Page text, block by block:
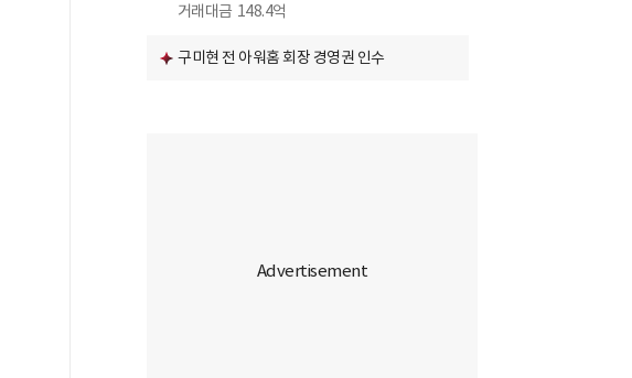
거래대금 148.4억
구미현 전 아워홈 회장 경영권 인수